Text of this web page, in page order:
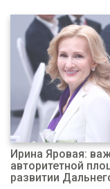
Ирина Яровая:
авторитетной
развитии